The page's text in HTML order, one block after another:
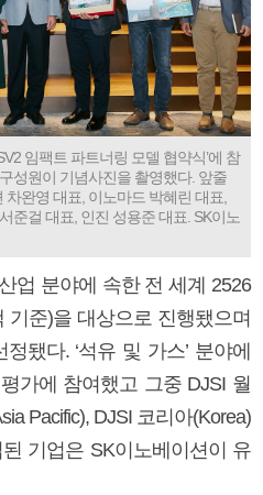
임팩트 파트너링 모델 협약식’에 참
성원이 기념사진을 촬영했다. 앞줄
완영 대표, 이노마드 박혜린 대표,
준걸 대표, 인진 성용준 대표. SK이노
업 분야에 속한 전 세계 2526
기준)을 대상으로 진행됐으며
됐다. ‘석유 및 가스’ 분야에
가에 참여했고 그중 DJSI 월
Pacific), DJSI 코리아(Korea)
기업은 SK이노베이션이 유